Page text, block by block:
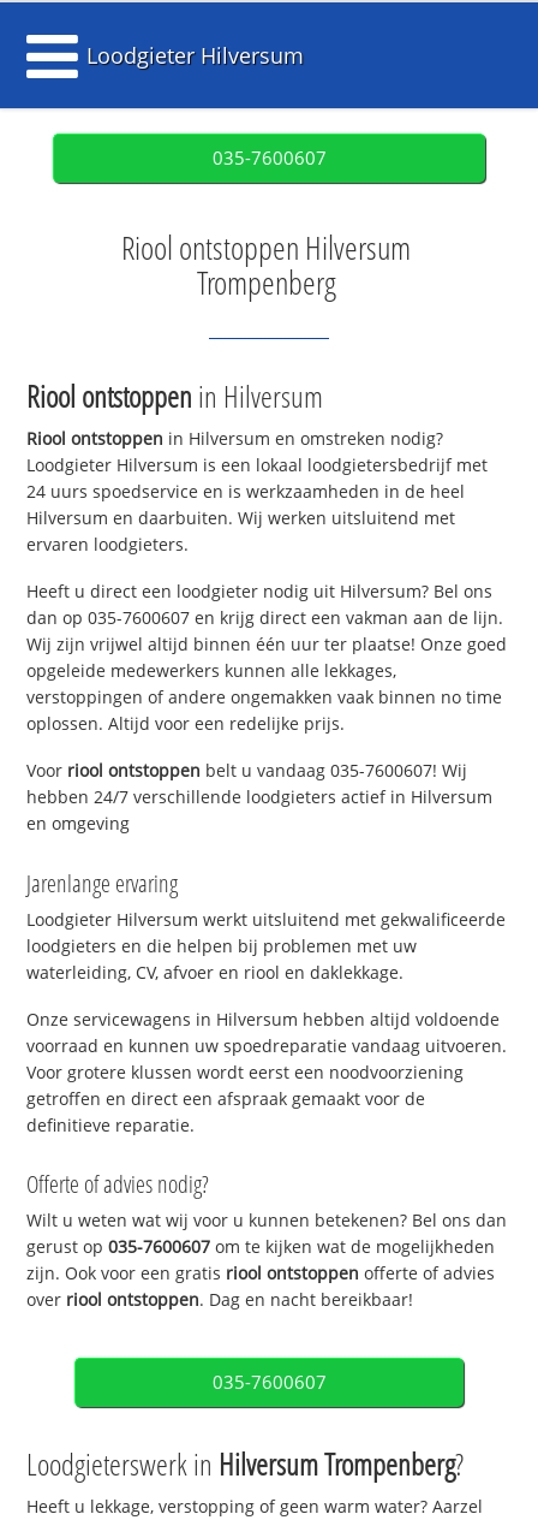
Loodgieter Hilversum
035-7600607
Riool ontstoppen Hilversum
Trompenberg
Riool ontstoppen in Hilversum
Riool ontstoppen in Hilversum en omstreken nodig?
Loodgieter Hilversum is een lokaal loodgietersbedrijf met
24 uurs spoedservice en is werkzaamheden in de heel
Hilversum en daarbuiten. Wij werken uitsluitend met
ervaren loodgieters.
Heeft u direct een loodgieter nodig uit Hilversum? Bel ons
dan op 035-7600607 en krijg direct een vakman aan de lijn.
Wij zijn vrijwel altijd binnen één uur ter plaatse! Onze goed
opgeleide medewerkers kunnen alle lekkages,
verstoppingen of andere ongemakken vaak binnen no time
oplossen. Altijd voor een redelijke prijs.
Voor riool ontstoppen belt u vandaag 035-7600607! Wij
hebben 24/7 verschillende loodgieters actief in Hilversum
en omgeving
Jarenlange ervaring
Loodgieter Hilversum werkt uitsluitend met gekwalificeerde
loodgieters en die helpen bij problemen met uw
waterleiding, CV, afvoer en riool en daklekkage.
Onze servicewagens in Hilversum hebben altijd voldoende
voorraad en kunnen uw spoedreparatie vandaag uitvoeren.
Voor grotere klussen wordt eerst een noodvoorziening
getroffen en direct een afspraak gemaakt voor de
definitieve reparatie.
Offerte of advies nodig?
Wilt u weten wat wij voor u kunnen betekenen? Bel ons dan
gerust op035-7600607 om te kijken wat de mogelijkheden
zijn. Ook voor een gratis riool ontstoppen offerte of advies
over riool ontstoppen. Dag en nacht bereikbaar!
035-7600607
Loodgieterswerk in Hilversum Trompenberg?
Heeft u lekkage, verstopping of geen warm water? Aarzel